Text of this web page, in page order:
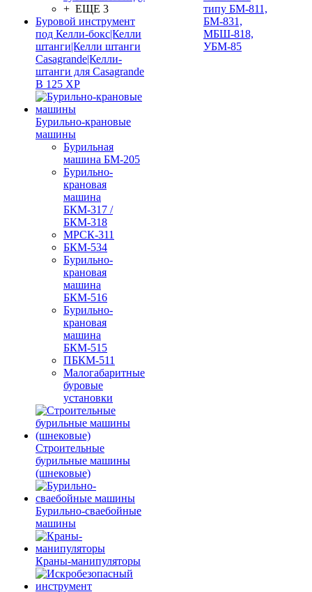
+ ЕЩЕ 3
Буровой инструмент
под Келли-бокс|Келли
штанги|Келли штанги
Casagrande|Келли-
штанги для Casagrande
B 125 XP
Бурильно-крановые
машины
Бурильная
машина БМ-205
Бурильно-
крановая
машина
БКМ-317 /
БКМ-318
МРСК-311
БКМ-534
Бурильно-
крановая
машина
БКМ-516
Бурильно-
крановая
машина
БКМ-515
ПБКМ-511
Малогабаритные
буровые
установки
Строительные
бурильные машины
(шнековые)
Бурильно-сваебойные
машины
Краны-манипуляторы
типу БМ-811,
БМ-831,
МБШ-818,
УБМ-85